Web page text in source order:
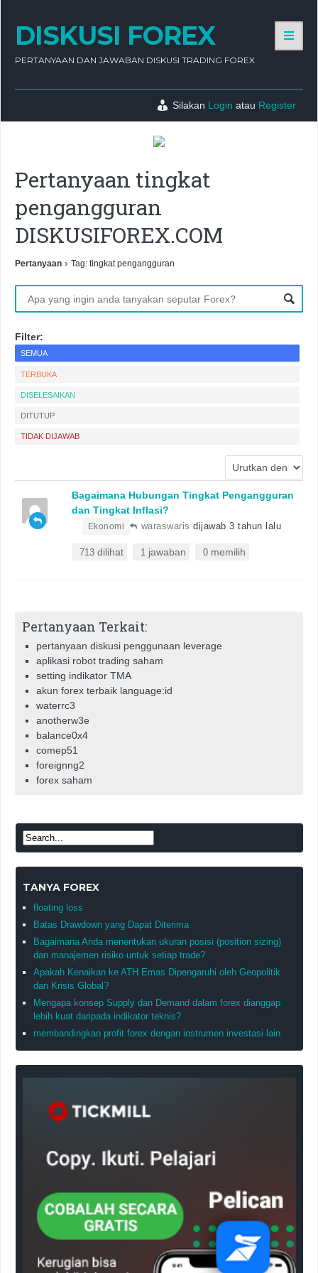
DISKUSI FOREX
PERTANYAAN DAN JAWABAN DISKUSI TRADING FOREX
Silakan Login atau Register
Pertanyaan tingkat
pengangguran
DISKUSIFOREX.COM
Pertanyaan › Tag: tingkat pengangguran
Filter:
SEMUA
TERBUKA
DISELESAIKAN
DITUTUP
TIDAK DIJAWAB
Bagaimana Hubungan Tingkat Pengangguran
dan Tingkat Inflasi?
waraswaris dijawab 3 tahun lalu
Ekonomi
713 dilihat 1 jawaban 0 memilih
Pertanyaan Terkait:
pertanyaan diskusi penggunaan leverage
aplikasi robot trading saham
setting indikator TMA
akun forex terbaik language:id
waterrc3
anotherw3e
balance0x4
comep51
foreignng2
forex saham
TANYA FOREX
floating loss
Batas Drawdown yang Dapat Diterima
Bagaimana Anda menentukan ukuran posisi (position sizing)
dan manajemen risiko untuk setiap trade?
Apakah Kenaikan ke ATH Emas Dipengaruhi oleh Geopolitik
dan Krisis Global?
Mengapa konsep Supply dan Demand dalam forex dianggap
lebih kuat daripada indikator teknis?
membandingkan profit forex dengan instrumen investasi lain